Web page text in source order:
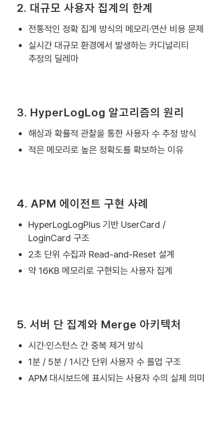
2. 대규모 사용자 집계의 한계
전통적인 정확 집계 방식의 메모리·연산 비용 문제
실시간 대규모 환경에서 발생하는 카디널리티
추정의 딜레마
3. HyperLogLog 알고리즘의 원리
해싱과 확률적 관찰을 통한 사용자 수 추정 방식
적은 메모리로 높은 정확도를 확보하는 이유
4. APM 에이전트 구현 사례
HyperLogLogPlus 기반 UserCard /
LoginCard 구조
2초 단위 수집과 Read-and-Reset 설계
약 16KB 메모리로 구현되는 사용자 집계
5. 서버 단 집계와 Merge 아키텍처
시간·인스턴스 간 중복 제거 방식
1분 / 5분 / 1시간 단위 사용자 수 롤업 구조
APM 대시보드에 표시되는 사용자 수의 실제 의미